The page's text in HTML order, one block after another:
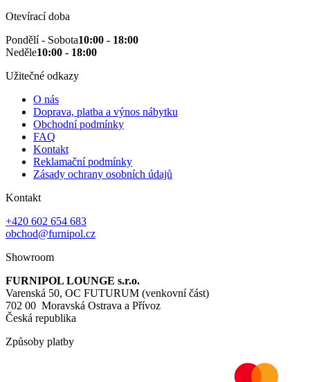
Otevírací doba
Pondělí - Sobota10:00 - 18:00
Neděle10:00 - 18:00
Užitečné odkazy
O nás
Doprava, platba a výnos nábytku
Obchodní podmínky
FAQ
Kontakt
Reklamační podmínky
Zásady ochrany osobních údajů
Kontakt
+420 602 654 683
obchod@furnipol.cz
Showroom
FURNIPOL LOUNGE s.r.o.
Varenská 50, OC FUTURUM (venkovní část)
702 00 Moravská Ostrava a Přívoz
Česká republika
Způsoby platby